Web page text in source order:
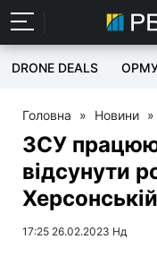
DRONE DEALS
Головна » Новини »
ЗСУ
відсунути
17:25 26.02.2023 Нд